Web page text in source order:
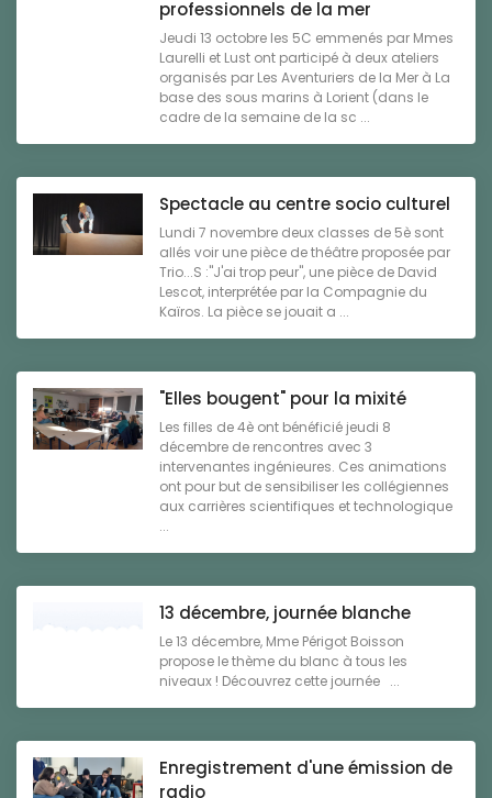
professionnels de la mer
Jeudi 13 octobre les 5C emmenés par Mmes
Laurelli et Lust ont participé à deux ateliers
organisés par Les Aventuriers de la Mer à La
base des sous marins à Lorient (dans le
cadre de la semaine de la sc ...
Spectacle au centre socio culturel
Lundi 7 novembre deux classes de 5è sont
allés voir une pièce de théâtre proposée par
Trio...S :"J'ai trop peur", une pièce de David
Lescot, interprétée par la Compagnie du
Kaïros. La pièce se jouait a ...
"Elles bougent" pour la mixité
Les filles de 4è ont bénéficié jeudi 8
décembre de rencontres avec 3
intervenantes ingénieures. Ces animations
ont pour but de sensibiliser les collégiennes
aux carrières scientifiques et technologique
...
13 décembre, journée blanche
Le 13 décembre, Mme Périgot Boisson
propose le thème du blanc à tous les
niveaux ! Découvrez cette journée ...
Enregistrement d'une émission de
radio